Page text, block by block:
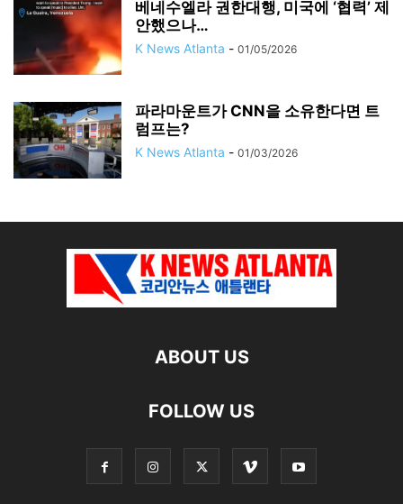
베네수엘라 권한대행, 미국에 ‘협력’ 제
안했으나…
K News Atlanta - 01/05/2026
파라마운트가 CNN을 소유한다면 트
럼프는?
K News Atlanta - 01/03/2026
ABOUT US
FOLLOW US